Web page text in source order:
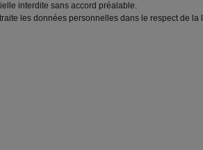
interdite sans accord préalable.
les données personnelles dans le respect de